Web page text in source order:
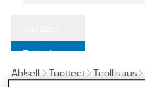
‎Tarjoukset
Myymälät
Ahlsell Tuotteet Teollisuus